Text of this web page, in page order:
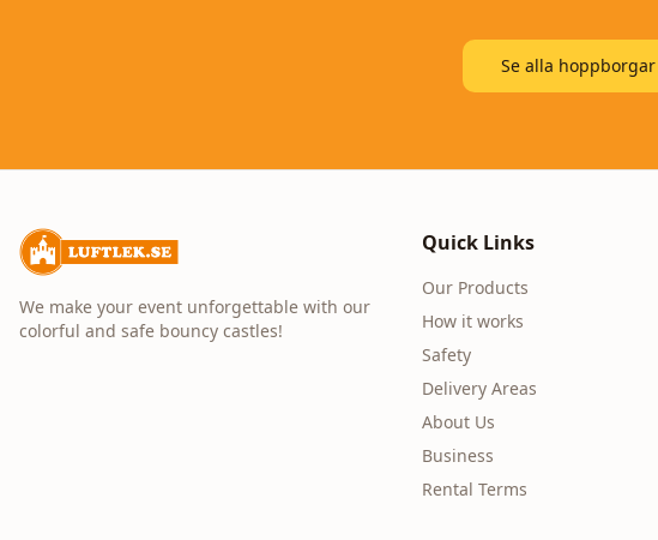
Se alla hoppborgar
We make your event unforgettable with our
colorful and safe bouncy castles!
Quick Links
Our Products
How it works
Safety
Delivery Areas
About Us
Business
Rental Terms